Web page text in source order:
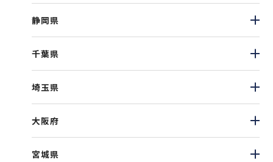
静岡県
千葉県
埼玉県
大阪府
宮城県